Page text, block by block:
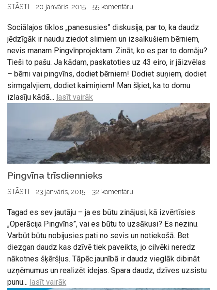
STĀSTI 20 janvāris, 2015 55 komentāru
Sociālajos tīklos „panesusies” diskusija, par to, ka daudz
jēdzīgāk ir naudu ziedot slimiem un izsalkušiem bērniem,
nevis manam Pingvīnprojektam. Zināt, ko es par to domāju?
Tieši to pašu. Ja kādam, paskatoties uz 43 eiro, ir jāizvēlas
– bērni vai pingvīns, dodiet bērniem! Dodiet suņiem, dodiet
sirmgalvjiem, dodiet kaimiņiem! Man šķiet, ka to domu
izlasīju kādā... lasīt vairāk
Pingvīna trīsdiennieks
STĀSTI 23 janvāris, 2015 32 komentāru
Tagad es sev jautāju – ja es būtu zinājusi, kā izvērtīsies
„Operācija Pingvīns”, vai es būtu to uzsākusi? Es nezinu.
Varbūt būtu nobijusies pati no sevis un notiekošā. Bet
diezgan daudz kas dzīvē tiek paveikts, jo cilvēki neredz
nākotnes šķēršļus. Tāpēc jaunībā ir daudz vieglāk dibināt
uzņēmumus un realizēt idejas. Spara daudz, dzīves uzsistu
punu... lasīt vairāk